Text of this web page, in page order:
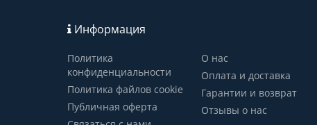
Информация
Политика
конфиденциальности
Политика файлов cookie
Публичная оферта
О нас
Оплата и доставка
Гарантии и возврат
Отзывы о нас